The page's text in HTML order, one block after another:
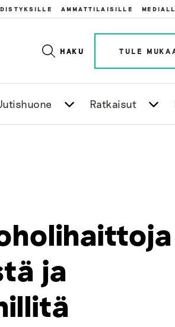
AMMATTILAISILLE
HAKU TULE
Ratkaisut
ja